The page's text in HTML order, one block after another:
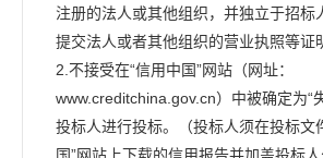
注册的法人或其他组织，并独立于招标
提交法人或者其他组织的营业执照等证
2.不接受在“信用中国”网站（网址：
www.creditchina.gov.cn）中被确定为“
投标人进行投标。（投标人须在投标文